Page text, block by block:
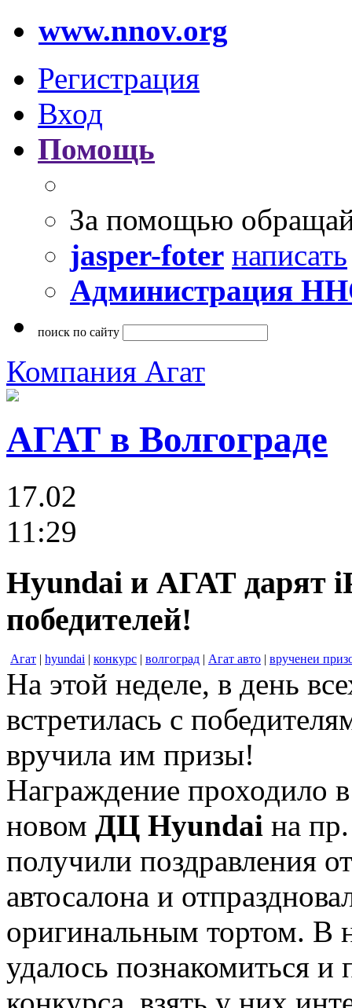
www.nnov.org
Регистрация
Вход
Помощь
За помощью
jasper-foter написать
Администрация
поиск по сайту
Компания Агат
АГАТ в Волгограде
17.02
11:29
Hyundai и АГАТ дарят
победителей!
Агат | hyundai | конкурс | волгоград | Агат авто | врученеи
На этой неделе, в день
встретилась с
вручила им призы!
Награждение проходило
новом ДЦ Hyundai на
получили поздравления
автосалона и
оригинальным тортом. В
удалось познакомиться